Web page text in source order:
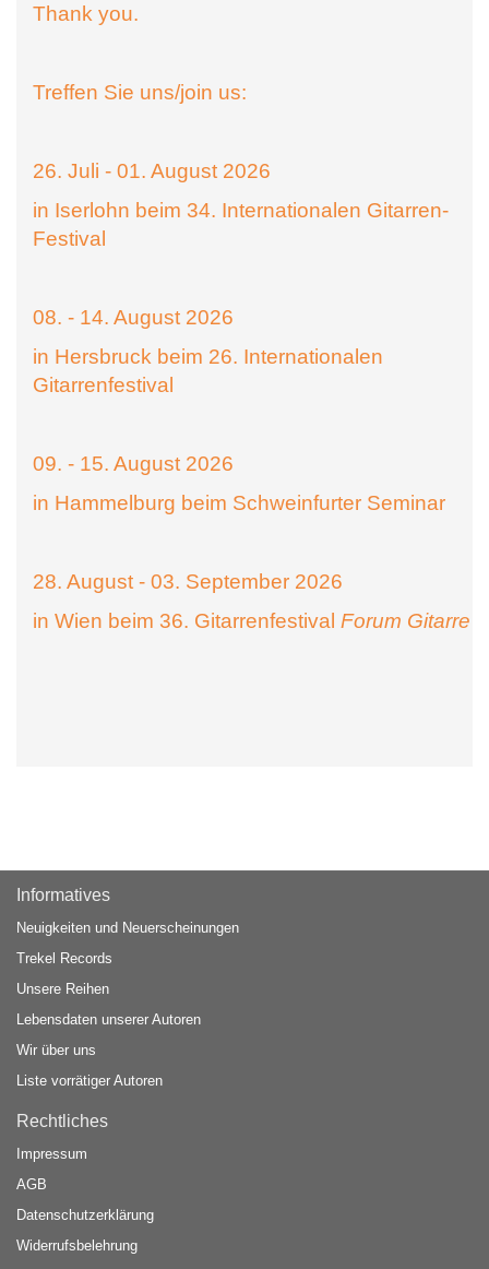
Thank you.
Treffen Sie uns/join us:
26. Juli - 01. August 2026
in Iserlohn beim 34. Internationalen Gitarren-
Festival
08. - 14. August 2026
in Hersbruck beim 26. Internationalen
Gitarrenfestival
09. - 15. August 2026
in Hammelburg beim Schweinfurter Seminar
28. August - 03. September 2026
in Wien beim 36. Gitarrenfestival Forum Gitarre
Informatives
Neuigkeiten und Neuerscheinungen
Trekel Records
Unsere Reihen
Lebensdaten unserer Autoren
Wir über uns
Liste vorrätiger Autoren
Rechtliches
Impressum
AGB
Datenschutzerklärung
Widerrufsbelehrung